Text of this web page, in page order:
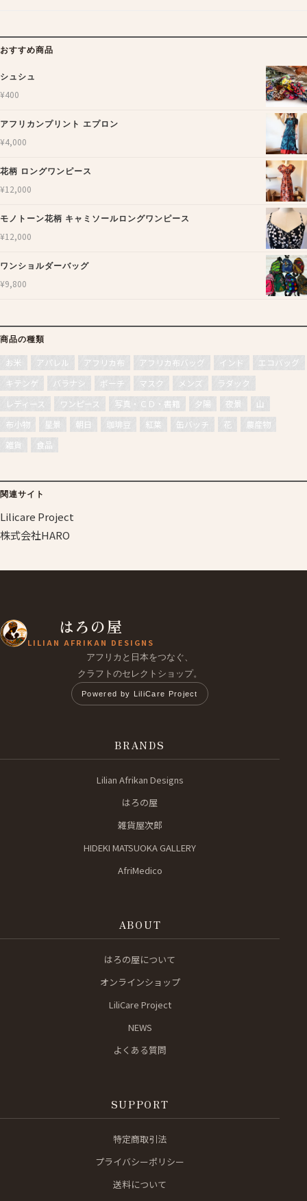
おすすめ商品
シュシュ
¥400
アフリカンプリント エプロン
¥4,000
花柄 ロングワンピース
¥12,000
モノトーン花柄 キャミソールロングワンピース
¥12,000
ワンショルダーバッグ
¥9,800
商品の種類
お米 アパレル アフリカ布 アフリカ布バッグ インド
エコバッグ
キテンゲ
バラナシ ポーチ マスク メンズ
ラダック
レディース
ワンピース 写真・ＣＤ・書籍 夕陽 夜景
山
布小物
星景 朝日 珈琲豆 紅葉 缶バッチ 花
農産物
雑貨
食品
関連サイト
Lilicare Project
株式会社HARO
はろの屋
LILIAN AFRIKAN DESIGNS
アフリカと日本をつなぐ、
クラフトのセレクトショップ。
Powered by LiliCare Project
BRANDS
Lilian Afrikan Designs
はろの屋
雑貨屋次郎
HIDEKI MATSUOKA GALLERY
AfriMedico
ABOUT
はろの屋について
オンラインショップ
LiliCare Project
NEWS
よくある質問
SUPPORT
特定商取引法
プライバシーポリシー
送料について